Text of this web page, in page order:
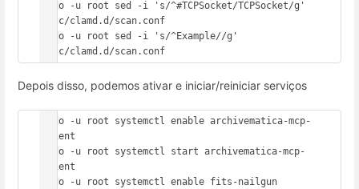
sudo -u root sed -i 's/^#TCPSocket/TCPSocket/g'
/etc/clamd.d/scan.conf
sudo -u root sed -i 's/^Example//g'
/etc/clamd.d/scan.conf
Depois disso, podemos ativar e iniciar/reiniciar serviços
sudo -u root systemctl enable archivematica-mcp-
client
sudo -u root systemctl start archivematica-mcp-
client
sudo -u root systemctl enable fits-nailgun